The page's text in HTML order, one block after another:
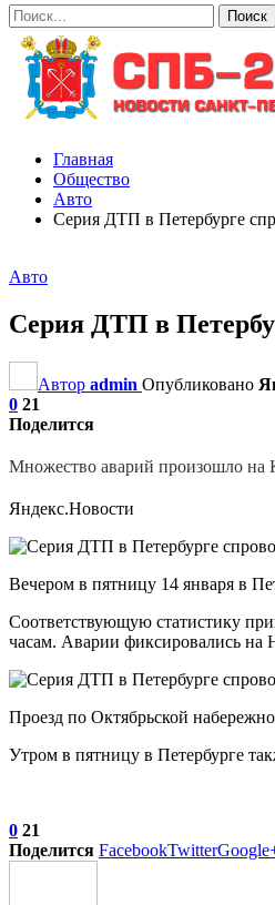
Главная
Общество
Авто
Серия ДТП в Петербурге
Авто
Серия ДТП в
Автор admin Опубликовано
0 21
Поделится
Множество аварий произошло
Яндекс.Новости
Вечером в пятницу 14 января в
Соответствующую статистику
часам. Аварии фиксировались на
Проезд по Октябрьской
Утром в пятницу в Петербурге
0 21
Поделится FacebookTwitter